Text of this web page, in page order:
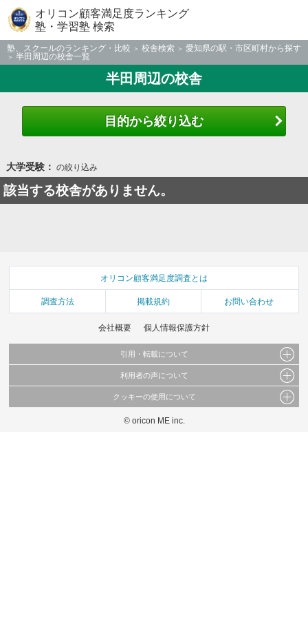
オリコン顧客満足度ランキング
塾・学習塾 検索
塾、スクールのランキング・比較 校舎検索
愛知県の駅・市区町村から探す
半田周辺の校舎一覧
半田周辺の校舎
目的から絞り込む
大学受験： の絞り込み
該当する校舎がありません。
オリコン顧客満足度調査とは
調査方法 掲載規約 お問い合わせ
会社概要 個人情報保護方針
引用・転載について
当サイトで公開されている情報（文字、写真、イラスト、画像データ等）及びこれらの配
これらの情報を権利者の許可なく無断転載・複製などの二次利用を行うことは固く禁じて
利用者の声について
当サイトに掲載している内容はすべてサービスの利用者が提出された見解・感想です。
弊社の見解・ 意見ではないことをご理解いただいた上でご覧ください。
クッキーの使用について
このサイトでは Cookie を使用して、ユーザーに合わせたコンテンツや広告の表示、ソー
© oricon ME inc.